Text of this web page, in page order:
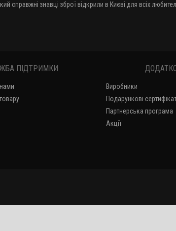
HTA для чищення зброї .22 (.223, .222, .22LR... ) - .243 /
справжні знавці зброї відкрили в Києві для всіх
ПІДТРИМКИ
Виробники
Подарункові
Партнерська програма
Акції